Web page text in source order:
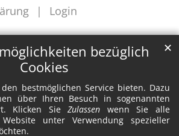
bezüglich
Cookies
bestmöglichen Service bieten. Dazu
über Ihren Besuch in sogenannten
Klicken SieZulassen wenn Sie alle
unter Verwendung spezieller
✕
Login